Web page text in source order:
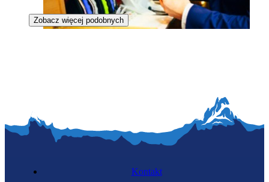
Zobacz więcej podobnych
Kontakt